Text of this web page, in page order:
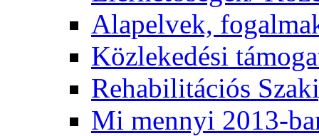
Alapelvek,
Közlekedési
Rehabilitációs
Mi mennyi 2013-